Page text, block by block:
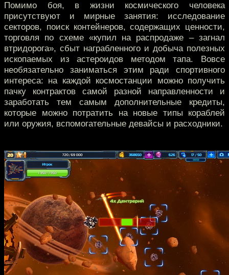
Помимо боя, в жизни космического человека
присутствуют и мирные занятия: исследование
секторов, поиск контейнеров, содержащих ценности,
торговля по схеме «купил на распродаже – загнал
втридорога», сбыт награбленного и добыча полезных
ископаемых из астероидов методом тапа. Вовсе
необязательно заниматься этим ради спортивного
интереса: на каждой космостанции можно получить
пачку контрактов самой разной направленности и
заработать тем самым дополнительные кредиты,
которые можно потратить на новые типы кораблей
или оружия, вспомогательные девайсы и расходники.